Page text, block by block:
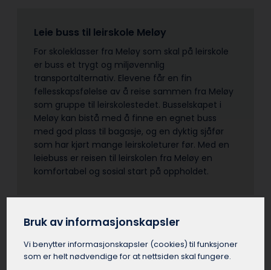
Leie buss til leirskole Meløy
For skoleklasser fra Meløy som skal på leirskole
er buss et trygt og miljøvennlig
transportalternativ. Elevene får en fin
fellesskapsfølelse av å reise sammen fra Meløy
som gruppe til leirskolestedet. Busselskapet i
Meløy kan bistå med å finne en egnet buss
med god plass til bagasje, og en dyktig sjåfør
som har kjørt mange leirskoleturer før. Med en
leiebuss er reisen til leirskolen fra Meløy en
komfortabel og sosial start på oppholdet.
Idrettslag, foreninger, klubber og organisasjoner
Bruk av informasjonskapsler
Vi benytter informasjons­kapsler (cookies) til funksjoner
som er helt nødvendige for at nettsiden skal fungere.